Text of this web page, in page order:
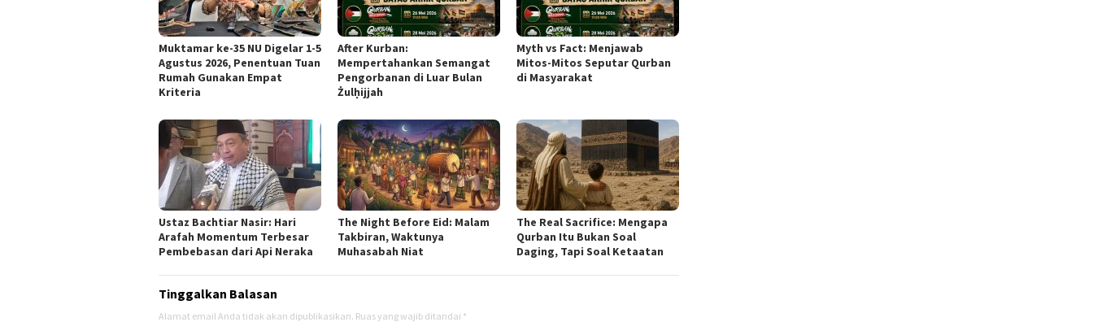
Muktamar ke-35 NU Digelar 1-5
Agustus 2026, Penentuan Tuan
Rumah Gunakan Empat
Kriteria
After Kurban:
Mempertahankan Semangat
Pengorbanan di Luar Bulan
Żulḥijjah
Myth vs Fact: Menjawab
Mitos-Mitos Seputar Qurban
di Masyarakat
Ustaz Bachtiar Nasir: Hari
Arafah Momentum Terbesar
Pembebasan dari Api Neraka
The Night Before Eid: Malam
Takbiran, Waktunya
Muhasabah Niat
The Real Sacrifice: Mengapa
Qurban Itu Bukan Soal
Daging, Tapi Soal Ketaatan
Tinggalkan Balasan
Alamat email Anda tidak akan dipublikasikan. Ruas yang wajib ditandai *